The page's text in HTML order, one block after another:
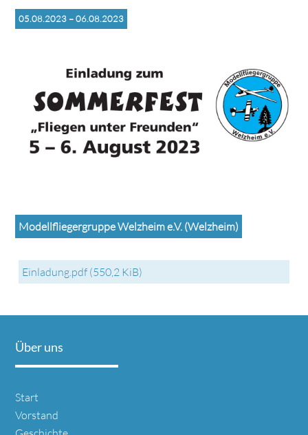
05.08.2023 – 06.08.2023
Modellfliegergruppe Welzheim e.V. (Welzheim)
Einladung.pdf (550,2 KiB)
Über uns
Navigation
überspringen
Start
Vorstand